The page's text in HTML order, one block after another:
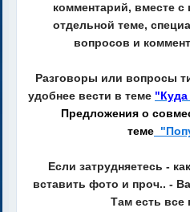
комментарий, вместе с
отдельной теме,
вопросов и
Разговоры или вопросы
удобнее вести в теме "Куда
Предложения о
теме
Если затрудняетесь -
вставить фото и проч.. -
Там есть все